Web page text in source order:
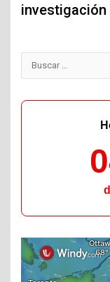
investigación
Buscar: